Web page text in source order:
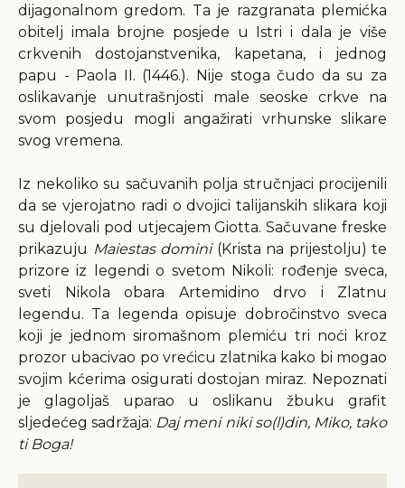
dijagonalnom gredom. Ta je razgranata plemićka
obitelj imala brojne posjede u Istri i dala je više
crkvenih dostojanstvenika, kapetana, i jednog
papu - Paola II. (1446.). Nije stoga čudo da su za
oslikavanje unutrašnjosti male seoske crkve na
svom posjedu mogli angažirati vrhunske slikare
svog vremena.
Iz nekoliko su sačuvanih polja stručnjaci procijenili
da se vjerojatno radi o dvojici talijanskih slikara koji
su djelovali pod utjecajem Giotta. Sačuvane freske
prikazuju Maiestas domini(Krista na prijestolju) te
prizore iz legendi o svetom Nikoli: rođenje sveca,
sveti Nikola obara Artemidino drvo i Zlatnu
legendu. Ta legenda opisuje dobročinstvo sveca
koji je jednom siromašnom plemiću tri noći kroz
prozor ubacivao po vrećicu zlatnika kako bi mogao
svojim kćerima osigurati dostojan miraz. Nepoznati
je glagoljaš uparao u oslikanu žbuku grafit
sljedećeg sadržaja: Daj meni niki so(l)din, Miko, tako
ti Boga!